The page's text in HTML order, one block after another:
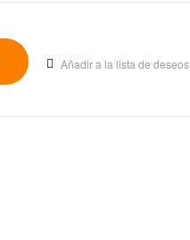
Añadir a la lista de deseos